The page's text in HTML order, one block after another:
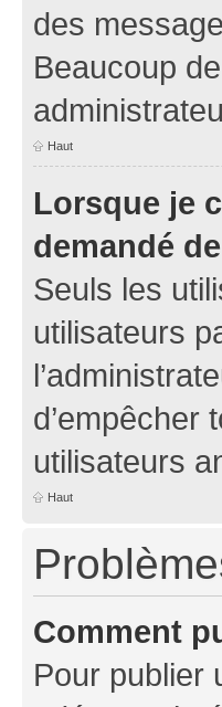
des
Beaucoup
Haut
Lorsque je
demandé
Seuls les
utilisateurs
d’empêcher
utilisateurs
Haut
Comment
Pour publier